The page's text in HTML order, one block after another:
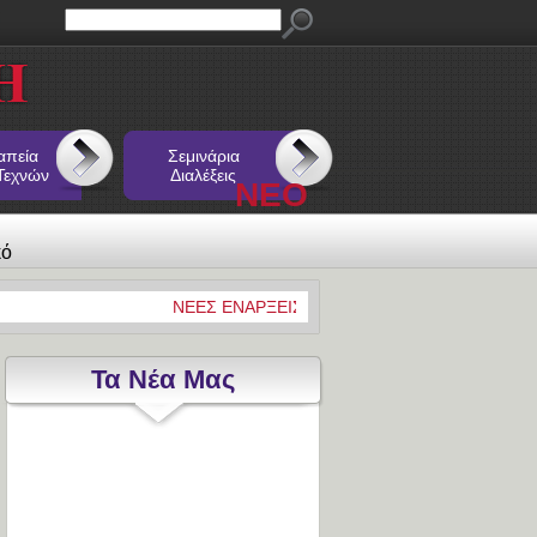
Σεμινάρια
Διαλέξεις
ΝΕΕΣ ΕΝΑΡΞΕΙΣ 19/10/2020
Τα Νέα Μας
ΝΕΟ